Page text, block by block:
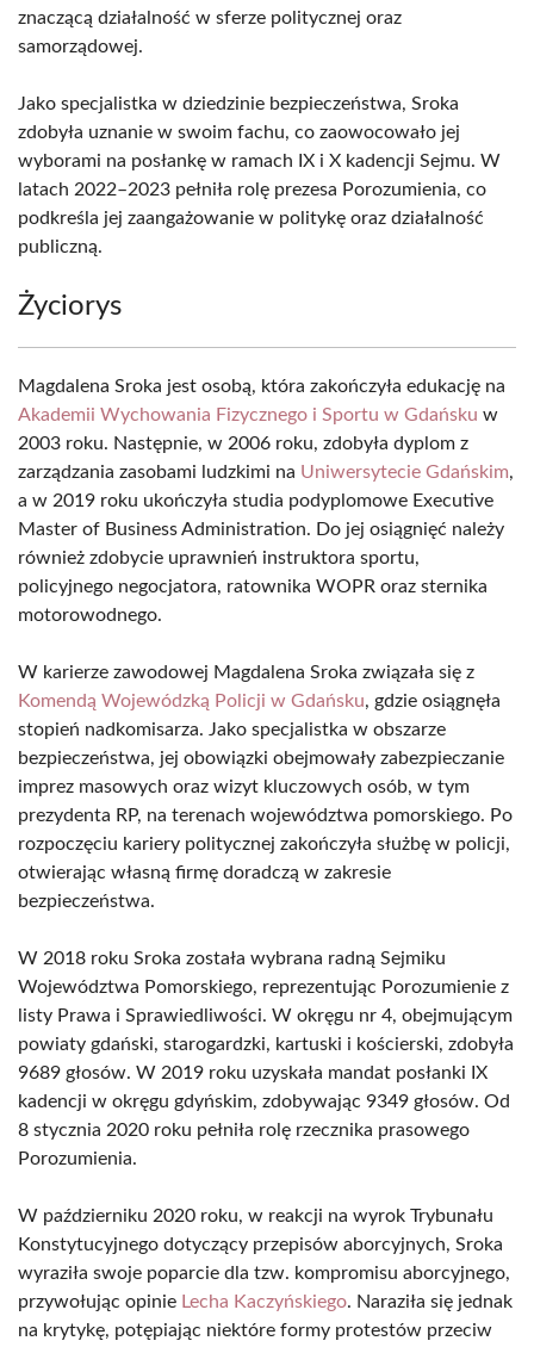
znaczącą działalność w sferze politycznej oraz
samorządowej.
Jako specjalistka w dziedzinie bezpieczeństwa, Sroka
zdobyła uznanie w swoim fachu, co zaowocowało jej
wyborami na posłankę w ramach IX i X kadencji Sejmu. W
latach 2022–2023 pełniła rolę prezesa Porozumienia, co
podkreśla jej zaangażowanie w politykę oraz działalność
publiczną.
Życiorys
Magdalena Sroka jest osobą, która zakończyła edukację na
Akademii Wychowania Fizycznego i Sportu w Gdańsku w
2003 roku. Następnie, w 2006 roku, zdobyła dyplom z
zarządzania zasobami ludzkimi na Uniwersytecie Gdańskim,
a w 2019 roku ukończyła studia podyplomowe Executive
Master of Business Administration. Do jej osiągnięć należy
również zdobycie uprawnień instruktora sportu,
policyjnego negocjatora, ratownika WOPR oraz sternika
motorowodnego.
W karierze zawodowej Magdalena Sroka związała się z
Komendą Wojewódzką Policji w Gdańsku, gdzie osiągnęła
stopień nadkomisarza. Jako specjalistka w obszarze
bezpieczeństwa, jej obowiązki obejmowały zabezpieczanie
imprez masowych oraz wizyt kluczowych osób, w tym
prezydenta RP, na terenach województwa pomorskiego. Po
rozpoczęciu kariery politycznej zakończyła służbę w policji,
otwierając własną firmę doradczą w zakresie
bezpieczeństwa.
W 2018 roku Sroka została wybrana radną Sejmiku
Województwa Pomorskiego, reprezentując Porozumienie z
listy Prawa i Sprawiedliwości. W okręgu nr 4, obejmującym
powiaty gdański, starogardzki, kartuski i kościerski, zdobyła
9689 głosów. W 2019 roku uzyskała mandat posłanki IX
kadencji w okręgu gdyńskim, zdobywając 9349 głosów. Od
8 stycznia 2020 roku pełniła rolę rzecznika prasowego
Porozumienia.
W październiku 2020 roku, w reakcji na wyrok Trybunału
Konstytucyjnego dotyczący przepisów aborcyjnych, Sroka
wyraziła swoje poparcie dla tzw. kompromisu aborcyjnego,
przywołując opinie Lecha Kaczyńskiego. Naraziła się jednak
na krytykę, potępiając niektóre formy protestów przeciw